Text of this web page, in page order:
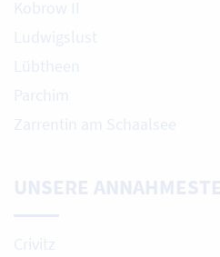
Kobrow II
Ludwigslust
Lübtheen
Parchim
Zarrentin am Schaalsee
UNSERE
Crivitz